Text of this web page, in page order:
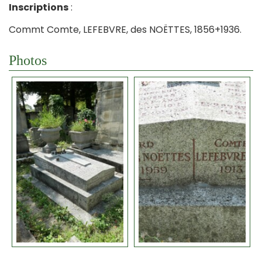
Inscriptions:
Commt Comte, LEFEBVRE, des NOËTTES, 1856+1936.
Photos